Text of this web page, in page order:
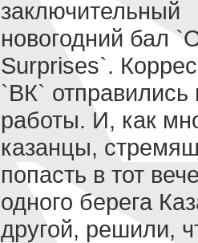
заключительный
новогодний бал
Surprises`.
`ВК` отправились
работы. И, как
казанцы,
попасть в тот
одного берега
другой, решили,